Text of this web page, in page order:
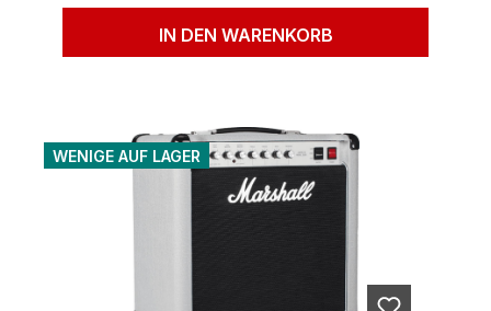
IN DEN WARENKORB
WENIGE AUF LAGER